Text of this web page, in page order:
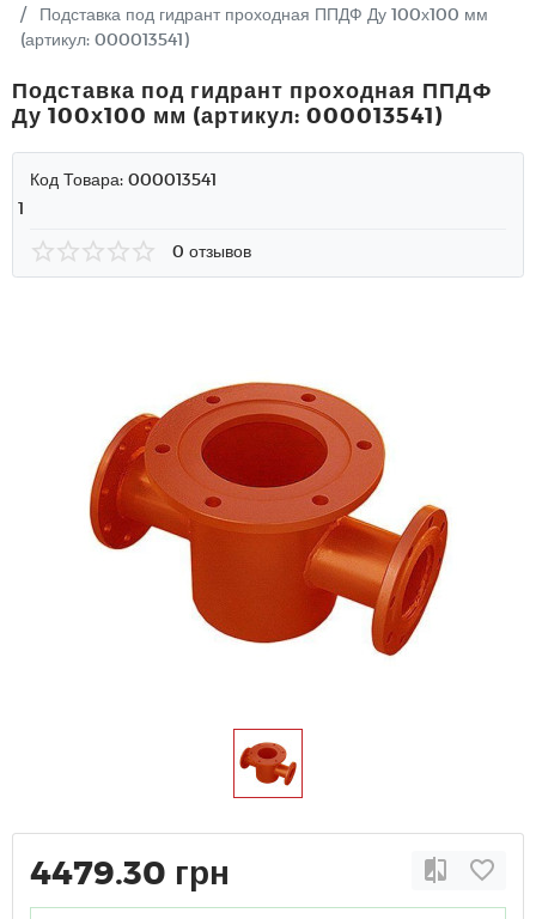
Подставка под гидрант проходная ППДФ Ду 100х100 мм
(артикул: 000013541)
Подставка под гидрант проходная ППДФ
Ду 100х100 мм (артикул: 000013541)
Код Товара: 000013541
1
0 отзывов
4479.30 грн